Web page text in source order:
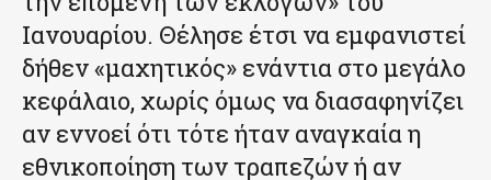
Ιανουαρίου. Θέλησε έτσι να εμφανιστεί
δήθεν «μαχητικός» ενάντια στο μεγάλο
κεφάλαιο, χωρίς όμως να διασαφηνίζει
αν εννοεί ότι τότε ήταν αναγκαία η
εθνικοποίηση των τραπεζών ή αν